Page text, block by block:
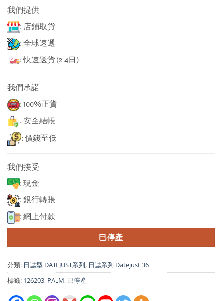
我們提供
: 店鋪取貨
: 全球速遞
: 快速送貨 (2-4日)
我們承諾
: 100%正貨
: 安全結帳
: 價錢至低
我們接受
: 現金
: 銀行轉賬
: 網上付款
巳停產
分類: 日誌型 DATEJUST系列, 日誌系列 Datejust 36
標籤: 126203, PALM, 巳停產